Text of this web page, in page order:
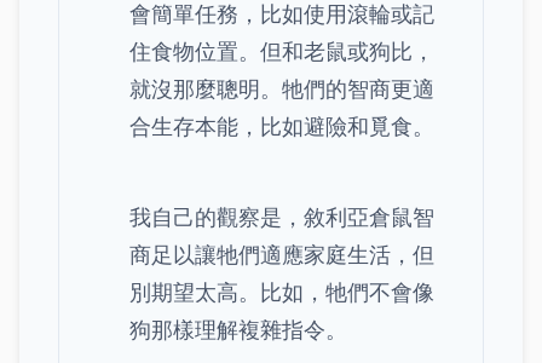
會簡單任務，比如使用滾輪或記
住食物位置。但和老鼠或狗比，
就沒那麼聰明。牠們的智商更適
合生存本能，比如避險和覓食。
我自己的觀察是，敘利亞倉鼠智
商足以讓牠們適應家庭生活，但
別期望太高。比如，牠們不會像
狗那樣理解複雜指令。